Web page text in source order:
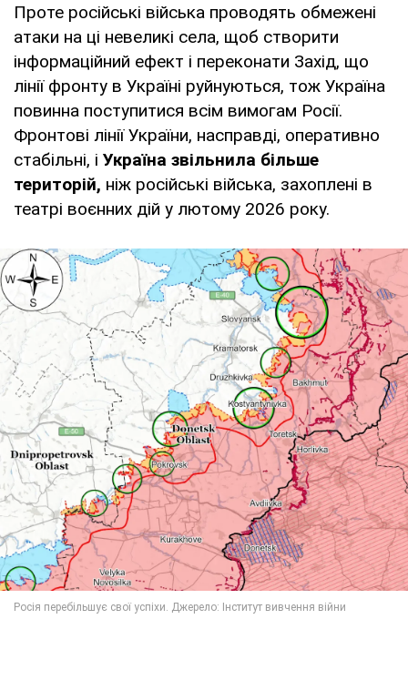
Проте російські війська проводять обмежені
атаки на ці невеликі села, щоб створити
інформаційний ефект і переконати Захід, що
лінії фронту в Україні руйнуються, тож Україна
повинна поступитися всім вимогам Росії.
Фронтові лінії України, насправді, оперативно
стабільні, і Україна звільнила більше
територій, ніж російські війська, захоплені в
театрі воєнних дій у лютому 2026 року.